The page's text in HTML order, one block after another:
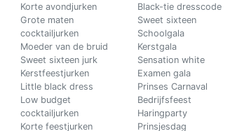
Korte avondjurken
Grote maten
cocktailjurken
Moeder van de bruid
Sweet sixteen jurk
Kerstfeestjurken
Little black dress
Low budget
cocktailjurken
Korte feestjurken
Black-tie dresscode
Sweet sixteen
Schoolgala
Kerstgala
Sensation white
Examen gala
Prinses Carnaval
Bedrijfsfeest
Haringparty
Prinsjesdag